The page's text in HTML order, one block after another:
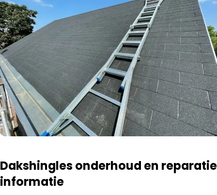
Dakshingles onderhoud en reparatie
informatie